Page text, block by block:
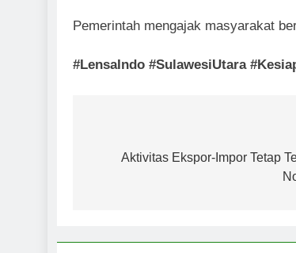
Pemerintah mengajak masyarakat
#LensaIndo #SulawesiUtara
navigation
Aktivitas Ekspor-Impor Tetap